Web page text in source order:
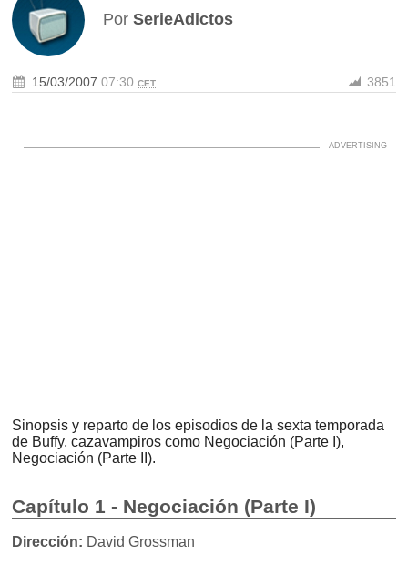
PorSerieAdictos
15/03/2007 07:30CET 3851
Sinopsis y reparto de los episodios de la sexta temporada
de Buffy, cazavampiros como Negociación (Parte I),
Negociación (Parte II).
Capítulo 1 - Negociación (Parte I)
Dirección: David Grossman